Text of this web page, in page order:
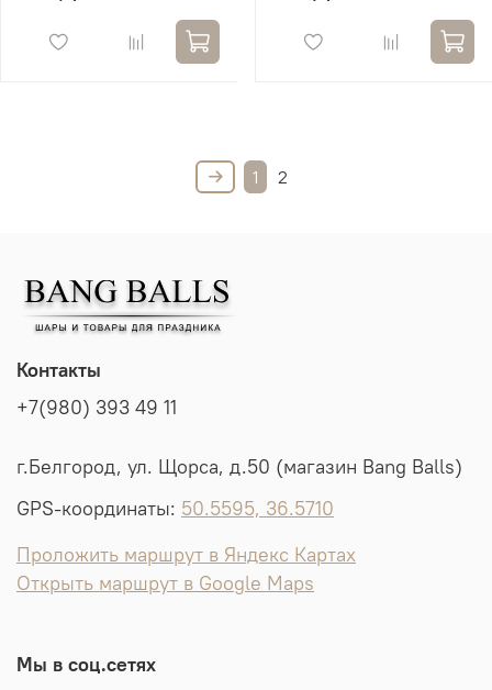
1 2
Контакты
+7(980) 393 49 11
г.Белгород, ул. Щорса, д.50 (магазин Bang Balls)
GPS-координаты: 50.5595, 36.5710
Проложить маршрут в Яндекс Картах
Открыть маршрут в Google Maps
Мы в соц.сетях